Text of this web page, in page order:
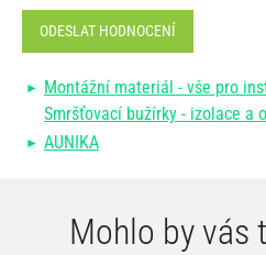
ODESLAT HODNOCENÍ
Montážní materiál - vše pro
Smršťovací bužírky - izolace a
AUNIKA
Mohlo by vás